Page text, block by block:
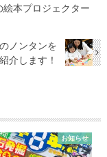
本プロジェクター
ノンタンを
紹介します！
お知らせ